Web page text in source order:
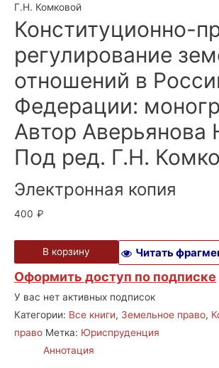
Г.Н. Комковой
Конституционно-
регулирование
отношений в
Федерации:
Автор Аверьянова
Под ред. Г.Н.
Электронная копия
400 ₽
В корзину Читать
Оформить доступ по подписке
У вас нет активных подписок
Категории: Все книги, Земельное право,
право Метка: Юриспруденция
Аннотация